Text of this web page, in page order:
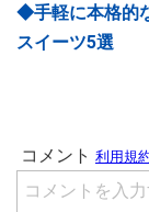
◆手軽に本格的
スイーツ5選